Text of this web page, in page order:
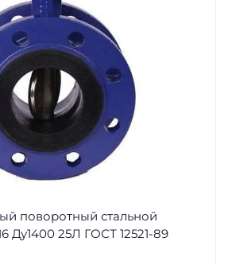
поворотный стальной
Ду1400 25Л ГОСТ 12521-89